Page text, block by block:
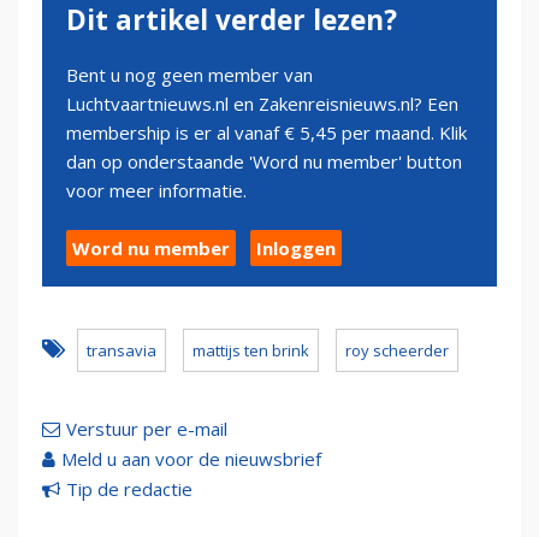
Dit artikel verder lezen?
Bent u nog geen member van
Luchtvaartnieuws.nl en Zakenreisnieuws.nl? Een
membership is er al vanaf € 5,45 per maand. Klik
dan op onderstaande 'Word nu member' button
voor meer informatie.
Word nu member Inloggen
transavia mattijs ten brink roy scheerder
Verstuur per e-mail
Meld u aan voor de nieuwsbrief
Tip de redactie